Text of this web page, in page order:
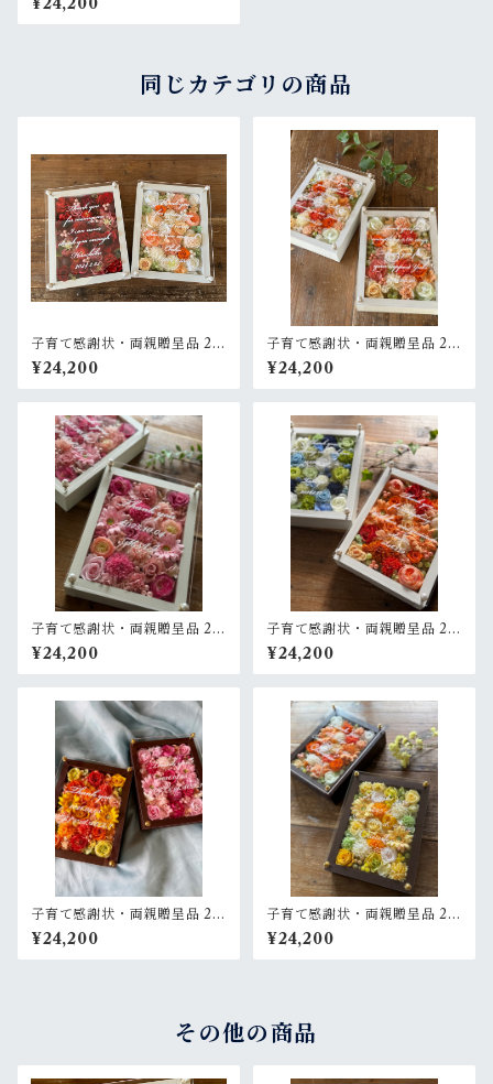
ドフラワーアレンジ ウッドフ
レーム 茶木枠〈パステル＆レ
同じカテゴリの商品
子育て感謝状・両親贈呈品 2個
セット【名入れ】プリザーブ
ドフラワーアレンジ ウッドフ
レーム 白木枠〈赤＆白ブルー
¥24,200
子育て感謝状・両親贈呈品 2個
セット【名入れ】プリザーブ
ドフラワーアレンジ ウッドフ
レーム〈ベージュオレンジ白
¥24,200
子育て感謝状・両親贈呈品 2個
セット【名入れ】プリザーブ
ドフラワーアレンジ ウッドフ
レーム〈ピンクペア〉結婚式
¥24,200
子育て感謝状・両親贈呈品 2個
セット【名入れ】プリザーブ
ドフラワーアレンジ ウッドフ
レーム 白木枠〈オレンジ＆白
¥24,200
子育て感謝状・両親贈呈品 2個
セット【名入れ】プリザーブ
ドフラワーアレンジ ウッドフ
レーム〈ピンク＆イエローオ
¥24,200
子育て感謝状・両親贈呈品 2個
セット【名入れ】プリザーブ
ドフラワーアレンジ ウッドフ
レーム 木枠〈ベージュ白オレ
¥24,200
その他の商品